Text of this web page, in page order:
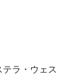
ラ・ウェス